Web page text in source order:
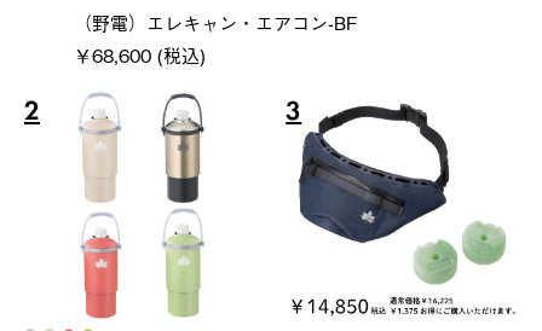
（野電）エレキャン・エアコン-BF
￥68,600 (税込)
2 3